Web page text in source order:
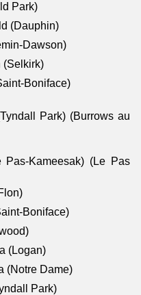
Park)
(Dauphin)
Dawson)
(Selkirk)
Boniface)
Park) (Burrows au
Pas-Kameesak) (Le Pas
Boniface)
(Logan)
(Notre Dame)
Park)